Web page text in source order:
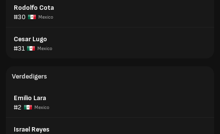
Rodolfo Cota
#30
Mexico
Cesar Lugo
#31
Mexico
Verdedigers
Emilio Lara
#2
Mexico
Israel Reyes